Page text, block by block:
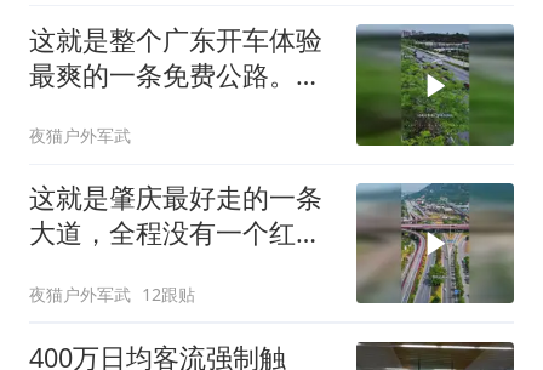
这就是整个广东开车体验
最爽的一条免费公路。它
夜猫户外军武
这就是肇庆最好走的一条
大道，全程没有一个红绿
夜猫户外军武 12跟贴
400万日均客流强制触